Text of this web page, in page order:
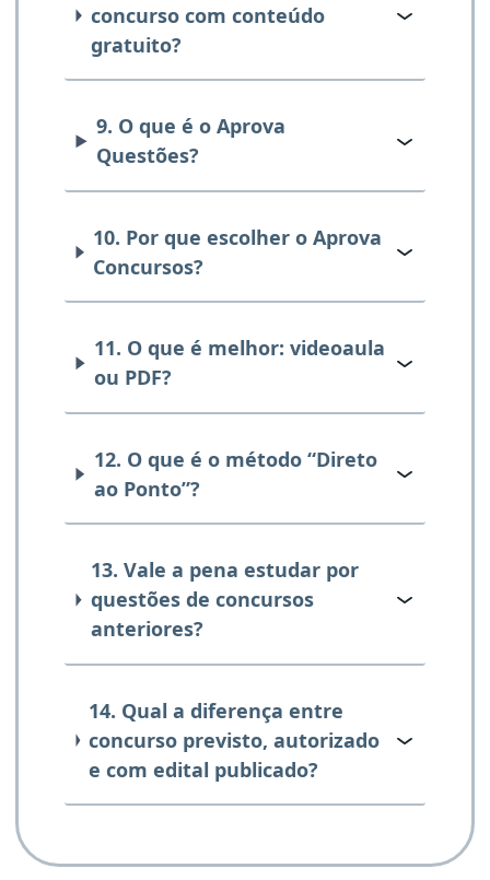
concurso com conteúdo
gratuito?
9. O que é o Aprova
Questões?
10. Por que escolher o Aprova
Concursos?
11. O que é melhor: videoaula
ou PDF?
12. O que é o método “Direto
ao Ponto”?
13. Vale a pena estudar por
questões de concursos
anteriores?
14. Qual a diferença entre
concurso previsto, autorizado
e com edital publicado?